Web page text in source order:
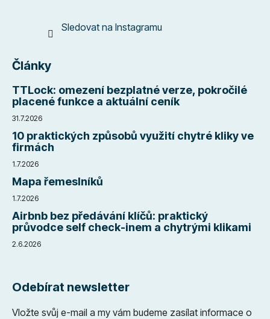
Sledovat na Instagramu
Články
TTLock: omezení bezplatné verze, pokročilé
placené funkce a aktuální ceník
31.7.2026
10 praktických způsobů využití chytré kliky ve
firmách
1.7.2026
Mapa řemeslníků
1.7.2026
Airbnb bez předávání klíčů: praktický
průvodce self check-inem a chytrými klikami
2.6.2026
Odebírat newsletter
Vložte svůj e-mail a my vám budeme zasílat informace o